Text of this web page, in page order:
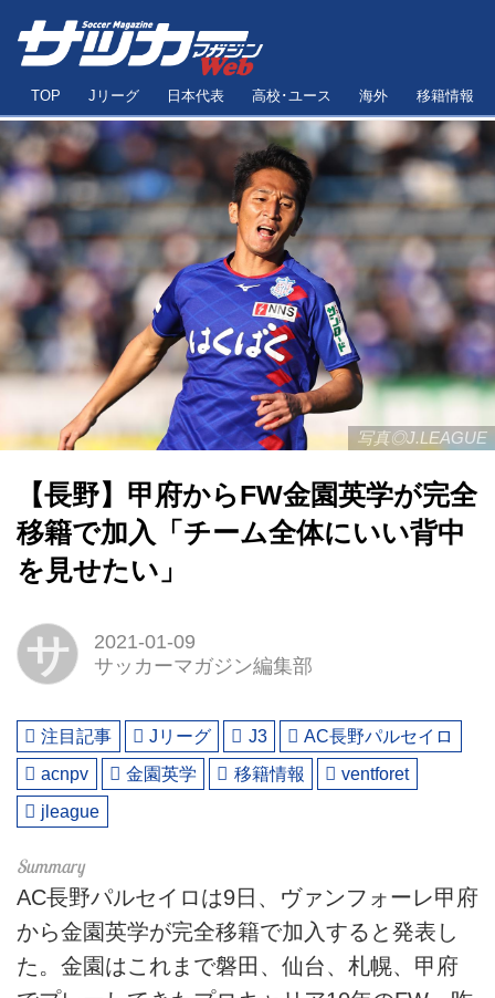
TOP Jリーグ 日本代表 高校･ユース 海外 移籍情報
写真◎J.LEAGUE
【長野】甲府からFW金園英学が完全
移籍で加入「チーム全体にいい背中
を見せたい」
サ
2021-01-09
サッカーマガジン編集部
注目記事 Jリーグ J3
AC長野パルセイロ
acnpv
金園英学 移籍情報
ventforet
jleague
AC長野パルセイロは9日、ヴァンフォーレ甲府
から金園英学が完全移籍で加入すると発表し
た。金園はこれまで磐田、仙台、札幌、甲府